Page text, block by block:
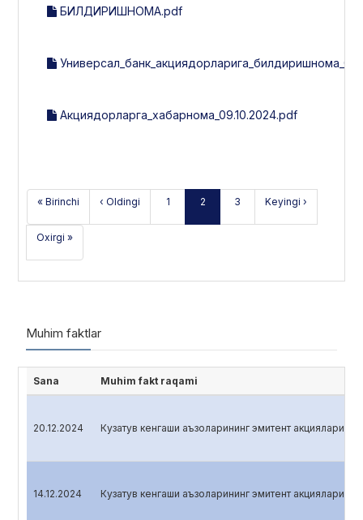
БИЛДИРИШНОМА.pdf
Акциядорларга_хабарнома_09.10.2024.pdf
« Birinchi ‹ Oldingi 1 2 3 Keyingi ›
Oxirgi »
Muhim faktlar
Sana Muhim fakt raqami
20.12.2024 Кузатув кенгаши аъзоларининг эмитент
14.12.2024 Кузатув кенгаши аъзоларининг эмитент